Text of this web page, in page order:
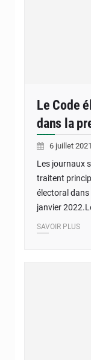
Le Code
dans la
6 juillet 2021
Les journaux
traitent
électoral dans
janvier
SAVOIR PLUS